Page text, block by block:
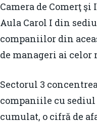
Hit enter to search or
Camera de Comerţ
Aula Carol I din
companiilor din
de manageri ai
Sectorul 3
companiile cu
cumulat, o cifră de